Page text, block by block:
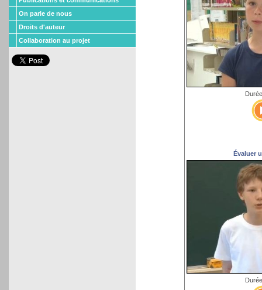
On parle de nous
Droits d'auteur
Collaboration au projet
Évaluer